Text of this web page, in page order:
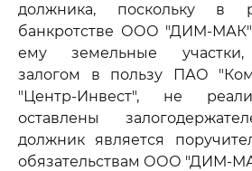
должника, поскольку в
банкротстве ООО "ДИМ-
ему земельные
залогом в пользу ПАО
"Центр-Инвест", не
оставлены
должник является
обязательствам ООО "ДИМ-